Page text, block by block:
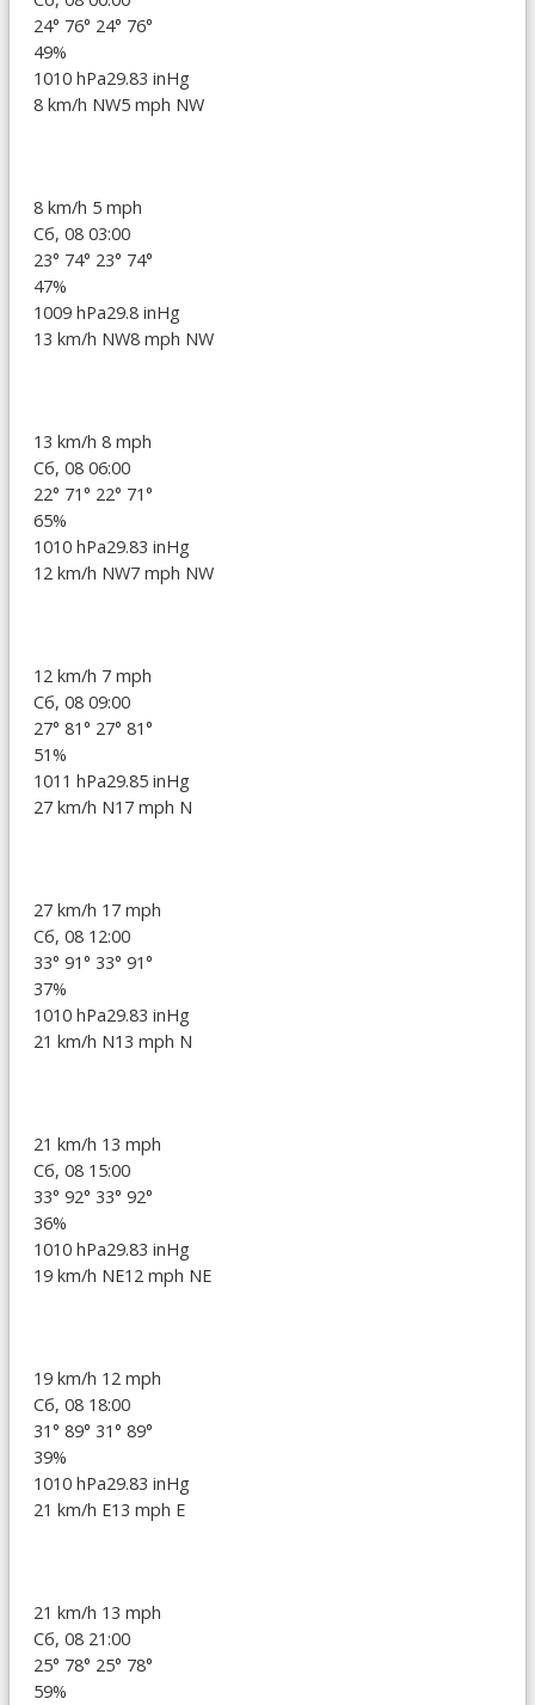
24° 76° 24° 76°
49%
1010 hPa29.83 inHg
8 km/h NW5 mph NW
8 km/h 5 mph
Сб, 08 03:00
23° 74° 23° 74°
47%
1009 hPa29.8 inHg
13 km/h NW8 mph NW
13 km/h 8 mph
Сб, 08 06:00
22° 71° 22° 71°
65%
1010 hPa29.83 inHg
12 km/h NW7 mph NW
12 km/h 7 mph
Сб, 08 09:00
27° 81° 27° 81°
51%
1011 hPa29.85 inHg
27 km/h N17 mph N
27 km/h 17 mph
Сб, 08 12:00
33° 91° 33° 91°
37%
1010 hPa29.83 inHg
21 km/h N13 mph N
21 km/h 13 mph
Сб, 08 15:00
33° 92° 33° 92°
36%
1010 hPa29.83 inHg
19 km/h NE12 mph NE
19 km/h 12 mph
Сб, 08 18:00
31° 89° 31° 89°
39%
1010 hPa29.83 inHg
21 km/h E13 mph E
21 km/h 13 mph
Сб, 08 21:00
25° 78° 25° 78°
59%